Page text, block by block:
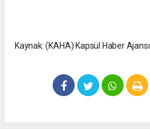
Kaynak: (KAHA) Kapsül Haber Ajansı